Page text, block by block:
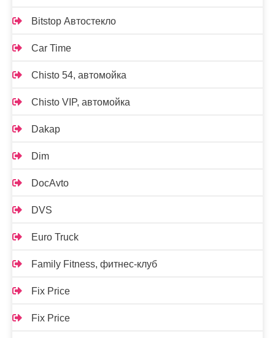
Bitstop Автостекло
Car Time
Chisto 54, автомойка
Chisto VIP, автомойка
Dakap
Dim
DocAvto
DVS
Euro Truck
Family Fitness, фитнес-клуб
Fix Price
Fix Price